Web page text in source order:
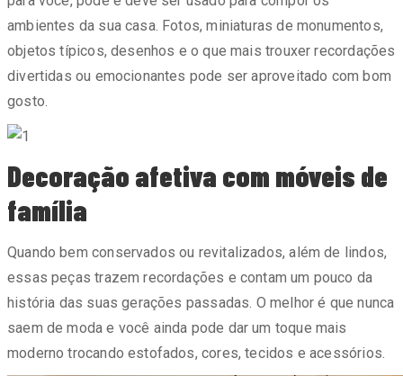
ambientes da sua casa. Fotos, miniaturas de monumentos,
objetos típicos, desenhos e o que mais trouxer recordações
divertidas ou emocionantes pode ser aproveitado com bom
gosto.
Decoração afetiva com móveis de
família
Quando bem conservados ou revitalizados, além de lindos,
essas peças trazem recordações e contam um pouco da
história das suas gerações passadas. O melhor é que nunca
saem de moda e você ainda pode dar um toque mais
moderno trocando estofados, cores, tecidos e acessórios.